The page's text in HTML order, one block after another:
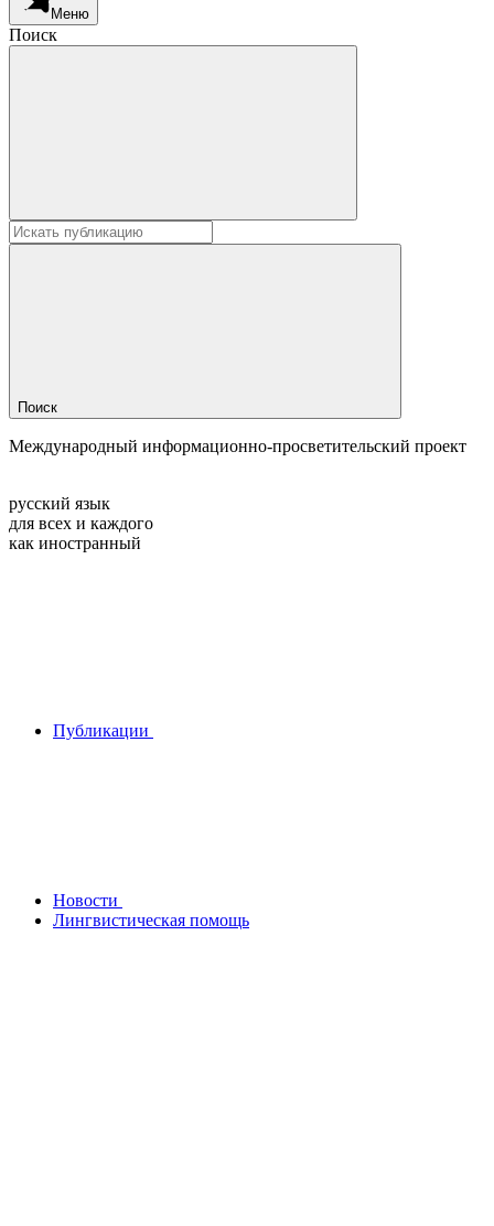
Меню
Поиск
Поиск
Международный информационно-просветительский проект
русский язык
для всех и каждого
как иностранный
Публикации
Новости
Лингвистическая помощь